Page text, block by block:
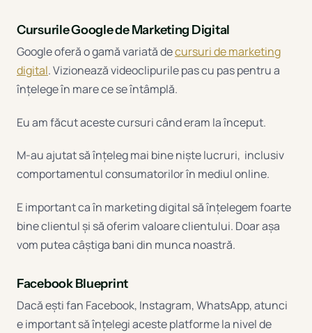
Cursurile Google de Marketing Digital
Google oferă o gamă variată decursuri de marketing
digital. Vizionează videoclipurile pas cu pas pentru a
înțelege în mare ce se întâmplă.
Eu am făcut aceste cursuri când eram la început.
M-au ajutat să înțeleg mai bine niște lucruri, inclusiv
comportamentul consumatorilor în mediul online.
E important ca în marketing digital să înțelegem foarte
bine clientul și să oferim valoare clientului. Doar așa
vom putea câștiga bani din munca noastră.
Facebook Blueprint
Dacă ești fan Facebook, Instagram, WhatsApp, atunci
e important să înțelegi aceste platforme la nivel de